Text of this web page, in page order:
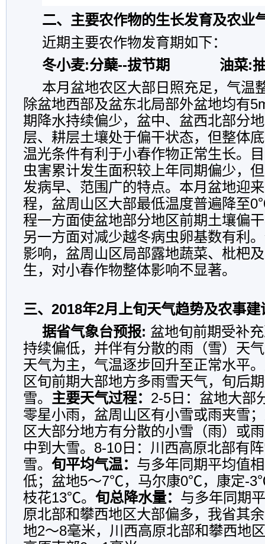
二、主要农作物的生长发育及农业
近期主要农作物发育期如下：
冬小麦:分蘖--拔节期
油菜:
本月盆地农区大部日照充足，气温
除盆地西部及盆东北局部外盆地均有
期降水持续偏少，盆中、盆西北部分
层、耕层土壤处于偏干状态，但整体
温光条件有利于小春作物正常生长。
虫害累计发生面积较上年同期偏少，
发病早、范围广的特点。本月盆地迎
程，盆周山区大部最低温度普遍降至
程一方面使盆地部分地区前期土壤偏
另一方面对减少越冬病虫卵基数有利
影响，盆周山区局部露地蔬菜、枇杷
生，对小春作物整体影响不显著。
三、2018年2月上旬天气趋势及农事建
据省气象台预报: 盆地旬前期受补
持续偏低，并伴有分散的雨（雪）天
天气为主，气温逐步回升至正常水平
区旬前期大部地方多雨雪天气，旬后
雪。 主要天气过程： 2-5日：盆地大部
零星小雨，盆周山区有小雪或雨夹雪
区大部分地方有分散的小雪（雨）或
中到大雪。8-10日：川西高原北部有
雪。 旬平均气温： 与多年同期平均值
低；盆地5～7℃，马尔康0℃，康定-
枝花13℃。 旬总降水量： 与多年同期
原北部和攀西地区大部偏多，我省其
地2～8毫米，川西高原北部和攀西地